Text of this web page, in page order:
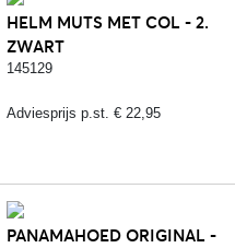
HELM MUTS MET COL - 2.
ZWART
145129
Adviesprijs p.st. € 22,95
PANAMAHOED ORIGINAL -